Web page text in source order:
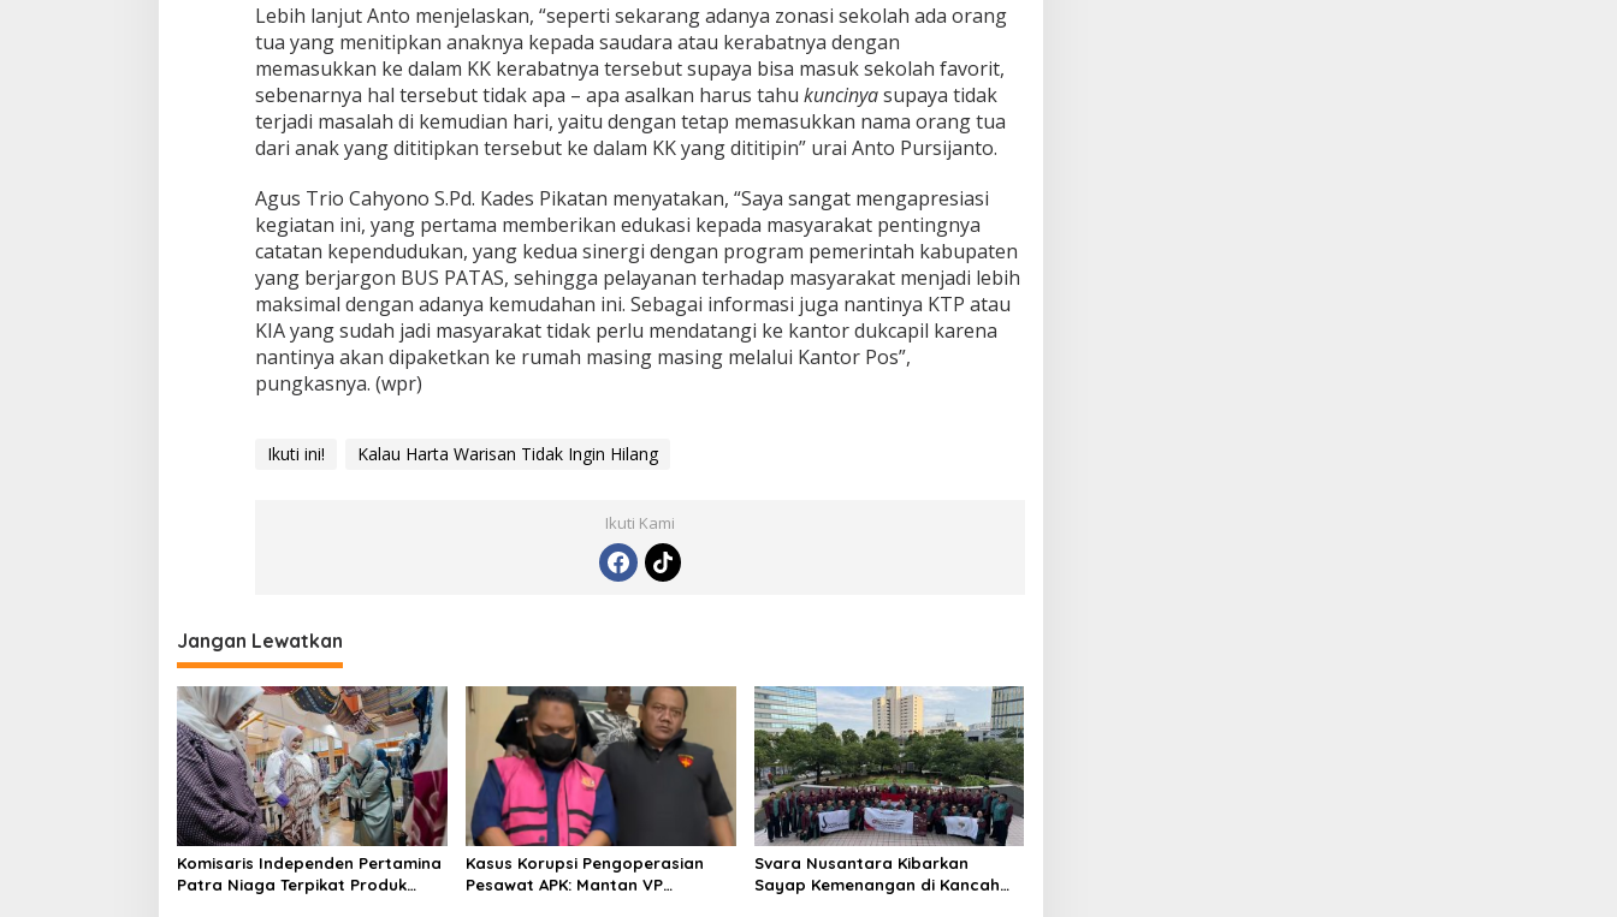
Lebih lanjut Anto menjelaskan, “seperti sekarang adanya zonasi sekolah ada orang
tua yang menitipkan anaknya kepada saudara atau kerabatnya dengan
memasukkan ke dalam KK kerabatnya tersebut supaya bisa masuk sekolah favorit,
sebenarnya hal tersebut tidak apa – apa asalkan harus tahu kuncinyasupaya tidak
terjadi masalah di kemudian hari, yaitu dengan tetap memasukkan nama orang tua
dari anak yang dititipkan tersebut ke dalam KK yang dititipin” urai Anto Pursijanto.
Agus Trio Cahyono S.Pd. Kades Pikatan menyatakan, “Saya sangat mengapresiasi
kegiatan ini, yang pertama memberikan edukasi kepada masyarakat pentingnya
catatan kependudukan, yang kedua sinergi dengan program pemerintah kabupaten
yang berjargon BUS PATAS, sehingga pelayanan terhadap masyarakat menjadi lebih
maksimal dengan adanya kemudahan ini. Sebagai informasi juga nantinya KTP atau
KIA yang sudah jadi masyarakat tidak perlu mendatangi ke kantor dukcapil karena
nantinya akan dipaketkan ke rumah masing masing melalui Kantor Pos”,
pungkasnya. (wpr)
Ikuti ini! Kalau Harta Warisan Tidak Ingin Hilang
Ikuti Kami
Jangan Lewatkan
Komisaris Independen Pertamina
Patra Niaga Terpikat Produk
Kasus Korupsi Pengoperasian
Pesawat APK: Mantan VP
Svara Nusantara Kibarkan
Sayap Kemenangan di Kancah